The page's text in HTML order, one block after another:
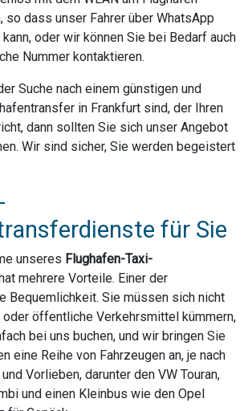
so dass unser Fahrer über WhatsApp
oder wir können Sie bei Bedarf auch
Nummer kontaktieren.
Suche nach einem günstigen und
in Frankfurt sind, der Ihren
dann sollten Sie sich unser Angebot
Wir sind sicher, Sie werden begeistert
für Sie
unseres Flughafen-Taxi-
mehrere Vorteile. Einer der
Bequemlichkeit. Sie müssen sich nicht
öffentliche Verkehrsmittel kümmern,
bei uns buchen, und wir bringen Sie
eine Reihe von Fahrzeugen an, je nach
Vorlieben, darunter den VW Touran,
und einen Kleinbus wie den Opel